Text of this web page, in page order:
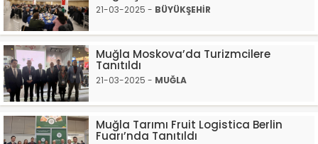
21-03-2025 - BÜYÜKŞEHİR
Muğla Moskova’da Turizmcilere
Tanıtıldı
21-03-2025 - MUĞLA
Muğla Tarımı Fruit Logistica Berlin
Fuarı’nda Tanıtıldı